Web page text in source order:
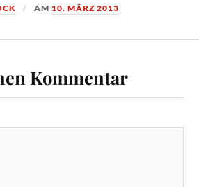
AM 10. MÄRZ 2013
Kommentar